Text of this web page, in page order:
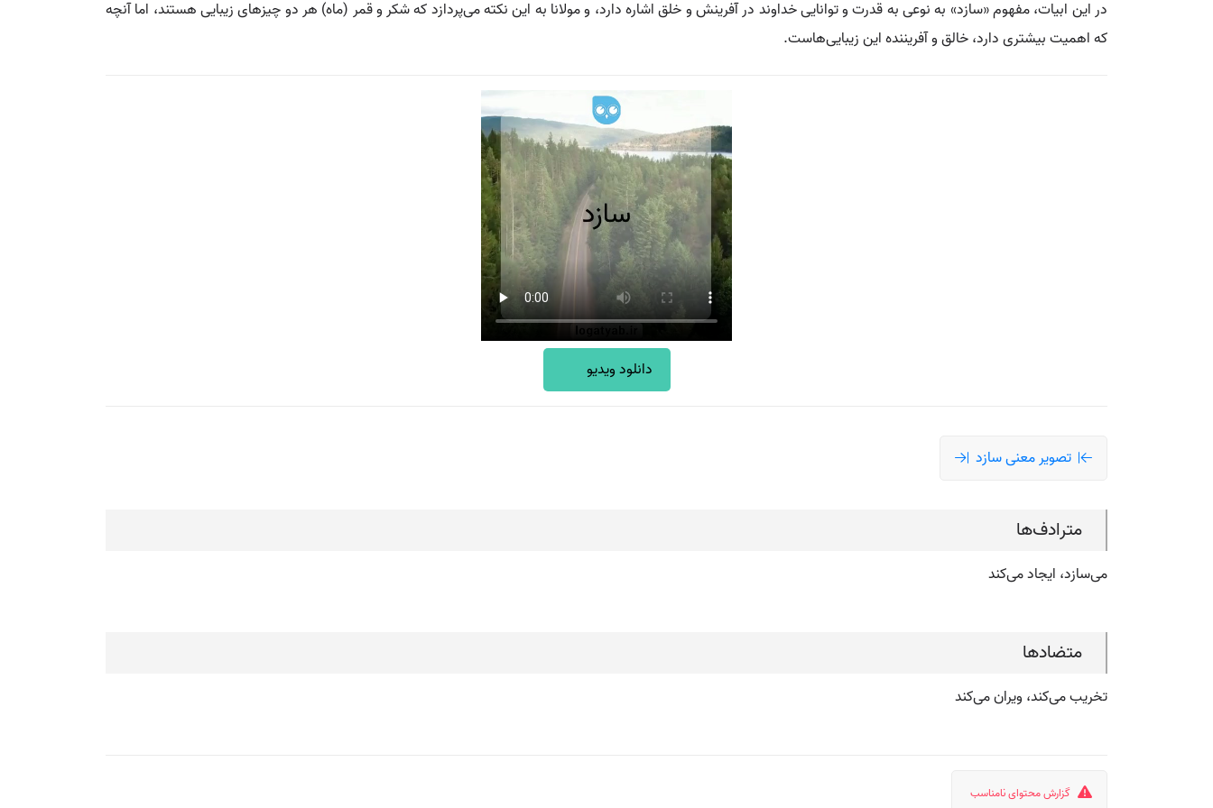
در این ابیات، مفهوم «سازد» به نوعی به قدرت و توانایی خداوند در آفرینش و خلق اشاره دارد، و مولانا به این نکته می‌پردازد که شکر و قمر (ماه) هر دو چیزهای زیبایی هستند، اما آنچه
که اهمیت بیشتری دارد، خالق و آفریننده این زیبایی‌هاست.
دانلود ویدیو
تصویر معنی سازد
مترادف‌ها
می‌سازد، ایجاد می‌کند
متضادها
تخریب می‌کند، ویران می‌کند
گزارش محتوای نامناسب